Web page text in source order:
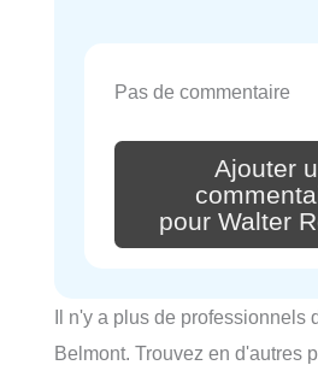
Pas de commentaire
Ajouter
pour Walter
Il n'y a plus de professionnels
Belmont. Trouvez en d'autres